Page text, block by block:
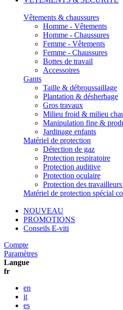
Vêtements & chaussures
Homme - Vêtements
Homme - Chaussures
Femme - Vêtements
Femme - Chaussures
Bottes de travail
Accessoires
Gants
Taille & débroussaillage
Plantation & désherbage
Gros travaux
Milieu froid & milieu
Manipulation fine &
Jardinage enfants
Matériel de protection
Détection de gaz
Protection respiratoire
Protection auditive
Protection oculaire
Protection des
Matériel de protection spécial
NOUVEAU
PROMOTIONS
Conseils E-viti
Compte
Paramètres
Langue
fr
en
it
es